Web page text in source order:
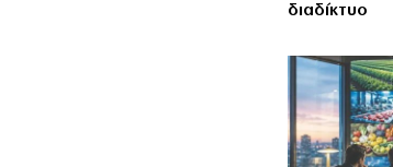
διαδίκτυο